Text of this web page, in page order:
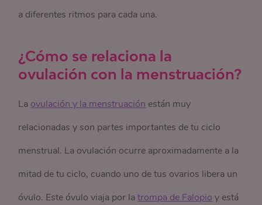
a diferentes ritmos para cada una.
¿Cómo se relaciona la
ovulación con la menstruación?
La ovulación y la menstruación están muy
relacionadas y son partes importantes de tu ciclo
menstrual. La ovulación ocurre aproximadamente a la
mitad de tu ciclo, cuando uno de tus ovarios libera un
óvulo. Este óvulo viaja por latrompa de Falopio y está